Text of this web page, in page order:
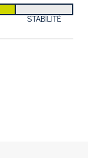
STABILITÉ